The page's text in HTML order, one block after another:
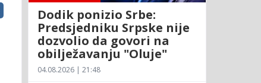
Dodik ponizio Srbe:
Predsjedniku Srpske nije
dozvolio da govori na
obilježavanju "Oluje"
04.08.2026 | 21:48